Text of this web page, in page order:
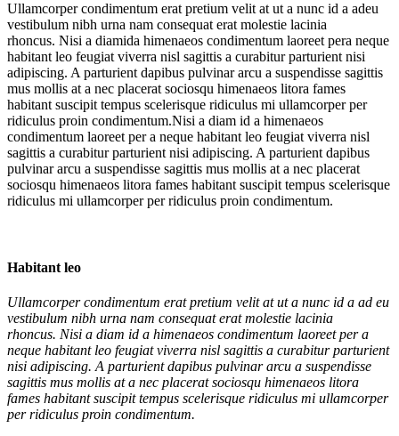
Ullamcorper condimentum erat pretium velit at ut a nunc id a adeu
vestibulum nibh urna nam consequat erat molestie lacinia
rhoncus. Nisi a diamida himenaeos condimentum laoreet pera neque
habitant leo feugiat viverra nisl sagittis a curabitur parturient nisi
adipiscing. A parturient dapibus pulvinar arcu a suspendisse sagittis
mus mollis at a nec placerat sociosqu himenaeos litora fames
habitant suscipit tempus scelerisque ridiculus mi ullamcorper per
ridiculus proin condimentum.Nisi a diam id a himenaeos
condimentum laoreet per a neque habitant leo feugiat viverra nisl
sagittis a curabitur parturient nisi adipiscing. A parturient dapibus
pulvinar arcu a suspendisse sagittis mus mollis at a nec placerat
sociosqu himenaeos litora fames habitant suscipit tempus scelerisque
ridiculus mi ullamcorper per ridiculus proin condimentum.
Habitant leo
Ullamcorper condimentum erat pretium velit at ut a nunc id a ad eu
vestibulum nibh urna nam consequat erat molestie lacinia
rhoncus. Nisi a diam id a himenaeos condimentum laoreet per a
neque habitant leo feugiat viverra nisl sagittis a curabitur parturient
nisi adipiscing. A parturient dapibus pulvinar arcu a suspendisse
sagittis mus mollis at a nec placerat sociosqu himenaeos litora
fames habitant suscipit tempus scelerisque ridiculus mi ullamcorper
per ridiculus proin condimentum.